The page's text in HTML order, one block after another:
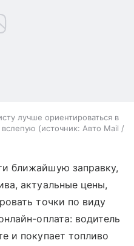
лучше ориентироваться в
вслепую
источник: Авто Mail /
ближайшую заправку,
актуальные цены,
точки по виду
оплата: водитель
и покупает топливо